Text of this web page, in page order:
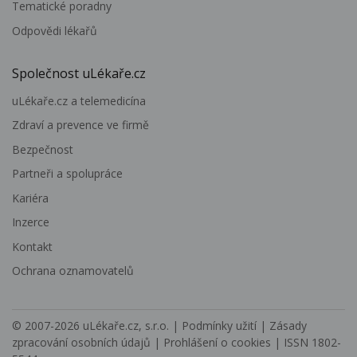
Tematické poradny
Odpovědi lékařů
Společnost uLékaře.cz
uLékaře.cz a telemedicína
Zdraví a prevence ve firmě
Bezpečnost
Partneři a spolupráce
Kariéra
Inzerce
Kontakt
Ochrana oznamovatelů
© 2007-2026 uLékaře.cz, s.r.o. | Podmínky užití | Zásady
zpracování osobních údajů | Prohlášení o cookies | ISSN 1802-